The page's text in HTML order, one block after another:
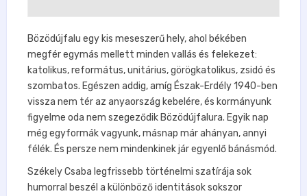
Bözödújfalu egy kis meseszerű hely, ahol békében
megfér egymás mellett minden vallás és felekezet:
katolikus, református, unitárius, görögkatolikus, zsidó és
szombatos. Egészen addig, amíg Észak-Erdély 1940-ben
vissza nem tér az anyaország kebelére, és kormányunk
figyelme oda nem szegeződik Bözödújfalura. Egyik nap
még egyformák vagyunk, másnap már ahányan, annyi
félék. És persze nem mindenkinek jár egyenlő bánásmód.
Székely Csaba legfrissebb történelmi szatírája sok
humorral beszél a különböző identitások sokszor